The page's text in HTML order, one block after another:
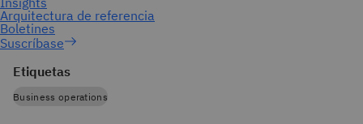
Suscríbase
Etiquetas
Business operations